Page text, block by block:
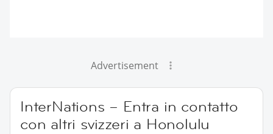
Advertisement
InterNations – Entra in contatto
con altri svizzeri a Honolulu